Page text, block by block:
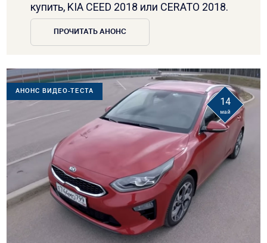
купить, KIA CEED 2018 или CERATO 2018.
ПРОЧИТАТЬ АНОНС
АНОНС ВИДЕО-ТЕСТА
14
май